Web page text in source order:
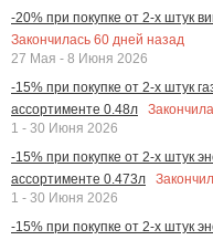
-20% при покупке от 2-х штук
Закончилась 60 дней назад
27 Мая - 8 Июня 2026
-15% при покупке от 2-х штук
ассортименте 0.48л
1 - 30 Июня 2026
-15% при покупке от 2-х штук
ассортименте 0.473л
1 - 30 Июня 2026
-15% при покупке от 2-х штук